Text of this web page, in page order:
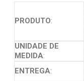
PRODUTO:
UNIDADE DE
MEDIDA:
ENTREGA: